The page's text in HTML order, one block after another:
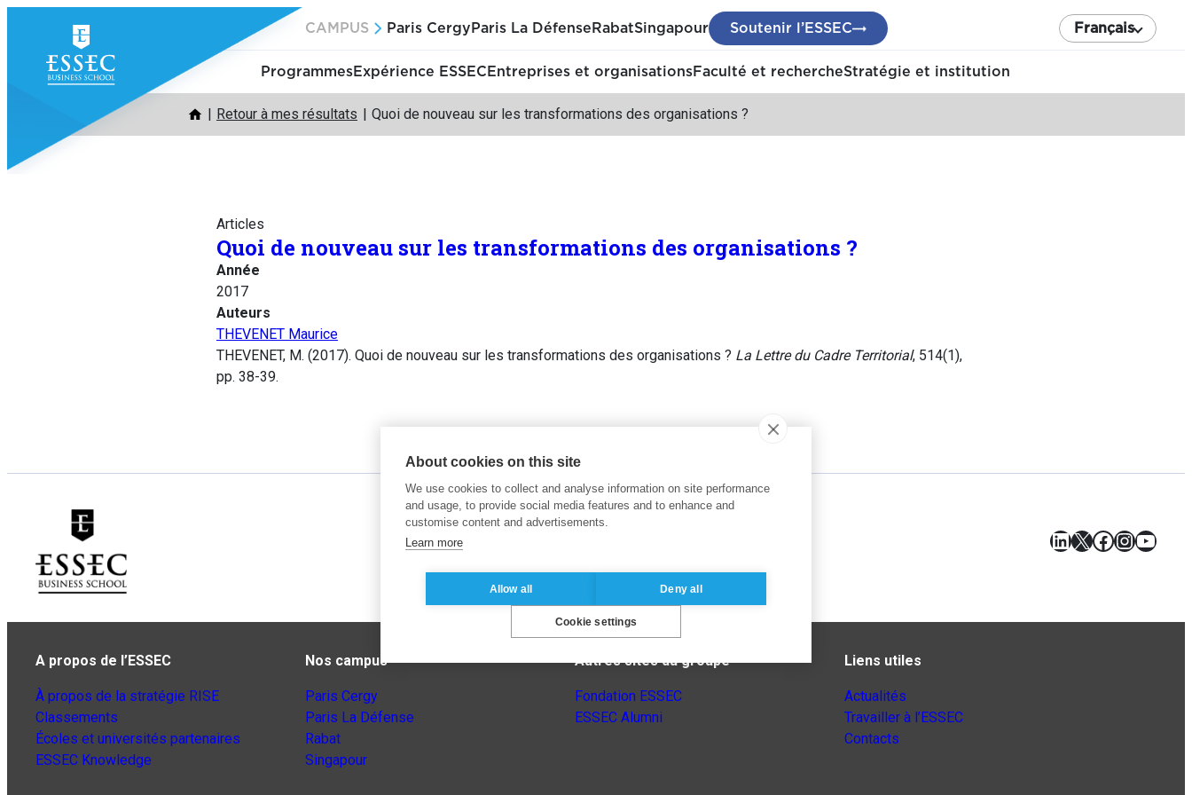
contenu
CAMPUS Paris Cergy Paris La Défense RabatSingapour Soutenir l’ESSEC Français
ProgrammesExpérience ESSEC Entreprises et organisationsFaculté et rechercheStratégie et institution
Retour à mes résultats Quoi de nouveau sur les transformations des organisations ?
Articles
Quoi de nouveau sur les transformations des organisations ?
Année
2017
Auteurs
THEVENET Maurice
THEVENET, M. (2017). Quoi de nouveau sur les transformations des organisations ? La Lettre du Cadre Territorial, 514(1),
pp. 38-39.
LinkedIn
X Facebook
A propos de l’ESSEC
À propos de la stratégie RISE
Classements
Écoles et universités partenaires
ESSEC Knowledge
Nos campus
Paris Cergy
Paris La Défense
Rabat
Singapour
Autres sites du groupe
Fondation ESSEC
ESSEC Alumni
Liens utiles
Actualités
Travailler à l’ESSEC
Contacts
About cookies on this site
We use cookies to collect and analyse information on site performance
and usage, to provide social media features and to enhance and
customise content and advertisements.
Learn more
Allow all Deny all
Cookie settings